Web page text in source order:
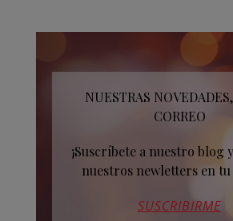
NUESTRAS
CORREO
¡Suscríbete a nuestro blog
nuestros newletters en
SUSCRIBIRME